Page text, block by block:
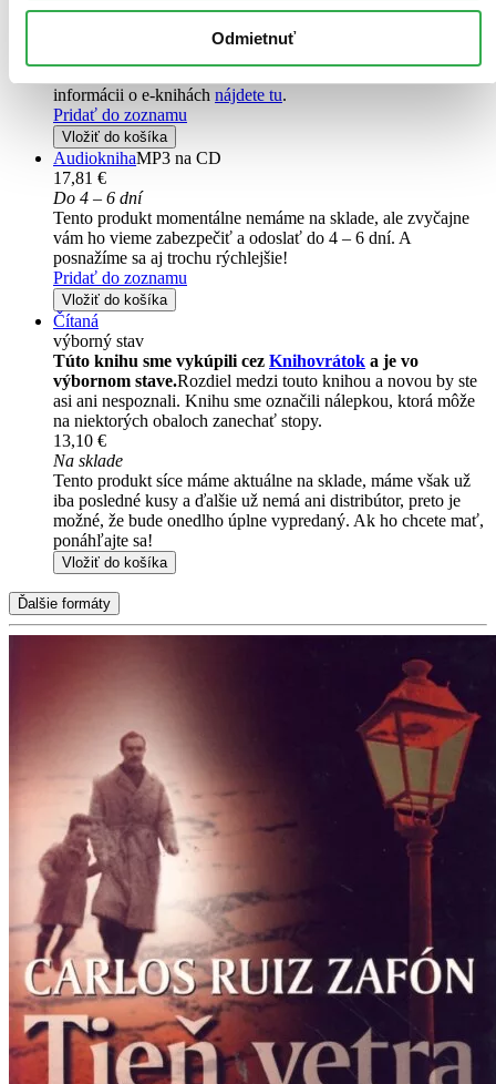
Odmietnuť
21,29 €
informácii o e-knihách nájdete tu.
Pridať do zoznamu
Vložiť do košíka
AudioknihaMP3 na CD
17,81 €
Do 4 – 6 dní
Tento produkt momentálne nemáme na sklade, ale zvyčajne
vám ho vieme zabezpečiť a odoslať do 4 – 6 dní. A
posnažíme sa aj trochu rýchlejšie!
Pridať do zoznamu
Vložiť do košíka
Čítaná
výborný stav
Túto knihu sme vykúpili cez Knihovrátok a je vo
výbornom stave.Rozdiel medzi touto knihou a novou by ste
asi ani nespoznali. Knihu sme označili nálepkou, ktorá môže
na niektorých obaloch zanechať stopy.
13,10 €
Na sklade
Tento produkt síce máme aktuálne na sklade, máme však už
iba posledné kusy a ďalšie už nemá ani distribútor, preto je
možné, že bude onedlho úplne vypredaný. Ak ho chcete mať,
ponáhľajte sa!
Vložiť do košíka
Ďalšie formáty